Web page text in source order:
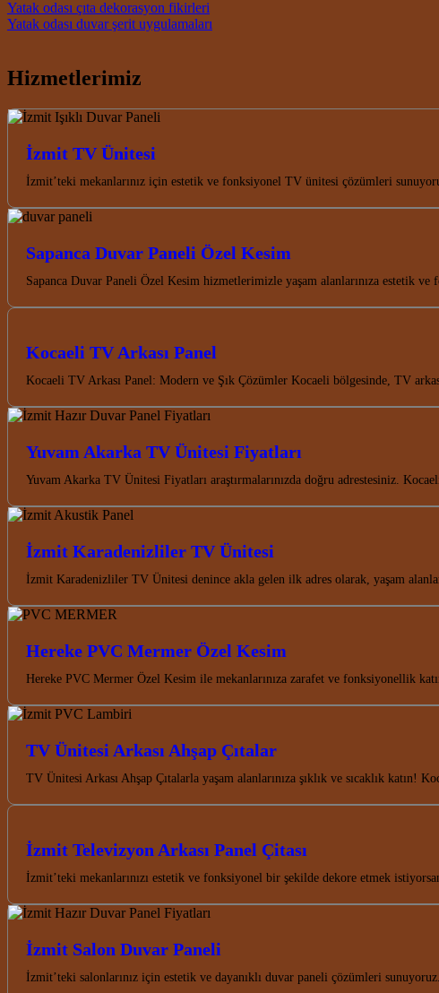
Post navigation
Yatak odası çıta dekorasyon fikirleri
Yatak odası duvar şerit uygulamaları
Hizmetlerimiz
İzmit TV Ünitesi
İzmit’teki mekanlarınız için estetik ve fonksiyonel TV ünitesi çözümleri
Sapanca Duvar Paneli Özel Kesim
Sapanca Duvar Paneli Özel Kesim hizmetlerimizle yaşam alanlarınıza estetik
Kocaeli TV Arkası Panel
Kocaeli TV Arkası Panel: Modern ve Şık Çözümler Kocaeli bölgesinde, TV
Yuvam Akarka TV Ünitesi Fiyatları
Yuvam Akarka TV Ünitesi Fiyatları araştırmalarınızda doğru adrestesiniz.
İzmit Karadenizliler TV Ünitesi
İzmit Karadenizliler TV Ünitesi denince akla gelen ilk adres olarak, yaşam
Hereke PVC Mermer Özel Kesim
Hereke PVC Mermer Özel Kesim ile mekanlarınıza zarafet ve fonksiyonellik
TV Ünitesi Arkası Ahşap Çıtalar
TV Ünitesi Arkası Ahşap Çıtalarla yaşam alanlarınıza şıklık ve sıcaklık
İzmit Televizyon Arkası Panel Çitası
İzmit’teki mekanlarınızı estetik ve fonksiyonel bir şekilde dekore etmek
İzmit Salon Duvar Paneli
İzmit’teki salonlarınız için estetik ve dayanıklı duvar paneli çözümleri